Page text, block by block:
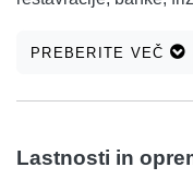
najdete številne
povezano z
Turistična taksa je
PREBERITE VEČ
Lastnosti in